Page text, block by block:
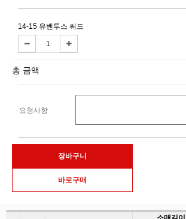
14-15 유벤투스 써드
총 금액
요청사항